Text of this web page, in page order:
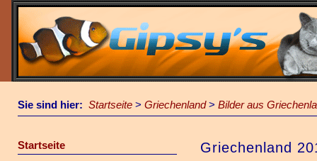
Sie sind hier: Startseite > Griechenland> Bilder aus
Startseite
Griechenland